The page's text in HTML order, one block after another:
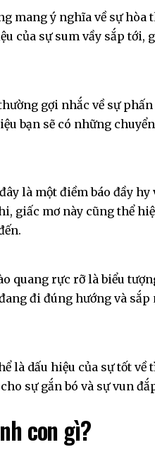
mang ý nghĩa về sự
của sự sum vầy sắp tới,
gợi nhắc về sự
bạn sẽ có những
là một điềm báo đầy hy
giấc mơ này cũng thể
quang rực rỡ là biểu
đi đúng hướng và
là dấu hiệu của sự tốt về
sự gắn bó và sự vun
con gì?